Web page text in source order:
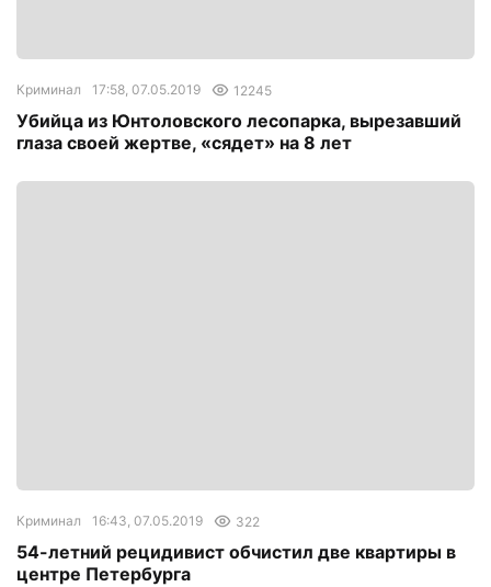
Криминал 17:58, 07.05.2019 12245
Убийца из Юнтоловского лесопарка, вырезавший
глаза своей жертве, «сядет» на 8 лет
Криминал 16:43, 07.05.2019 322
54-летний рецидивист обчистил две квартиры в
центре Петербурга